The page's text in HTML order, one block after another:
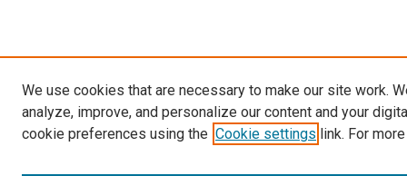
We use cookies that are necessary to make our site work.
analyze, improve, and personalize our content and your
cookie preferences using the Cookie settings link. For